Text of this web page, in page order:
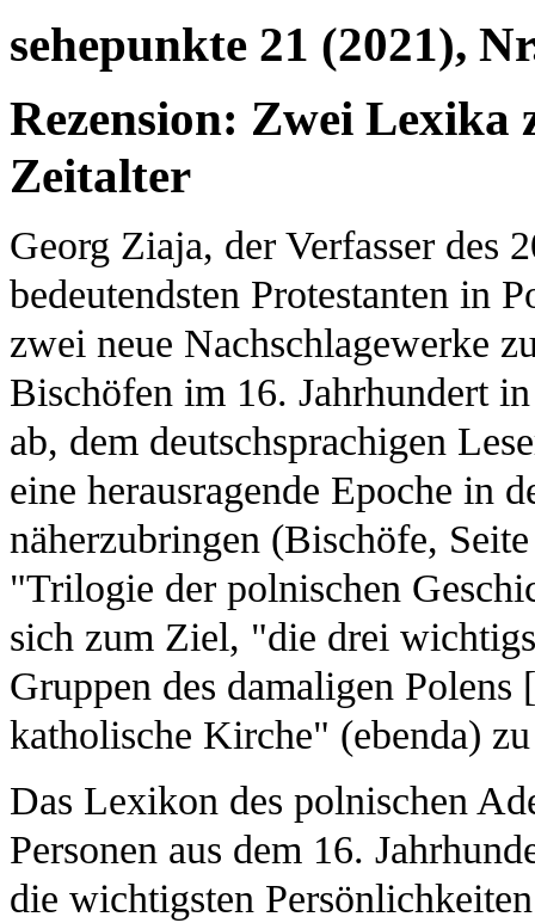
sehepunkte 21 (2021),
Rezension: Zwei Lexika
Zeitalter
Georg Ziaja, der Verfasser des
bedeutendsten Protestanten in
zwei neue Nachschlagewerke
Bischöfen im 16. Jahrhundert
ab, dem deutschsprachigen
eine herausragende Epoche in
näherzubringen (Bischöfe,
"Trilogie der polnischen
sich zum Ziel, "die drei
Gruppen des damaligen
katholische Kirche" (ebenda)
Das Lexikon des polnischen
Personen aus dem 16.
die wichtigsten